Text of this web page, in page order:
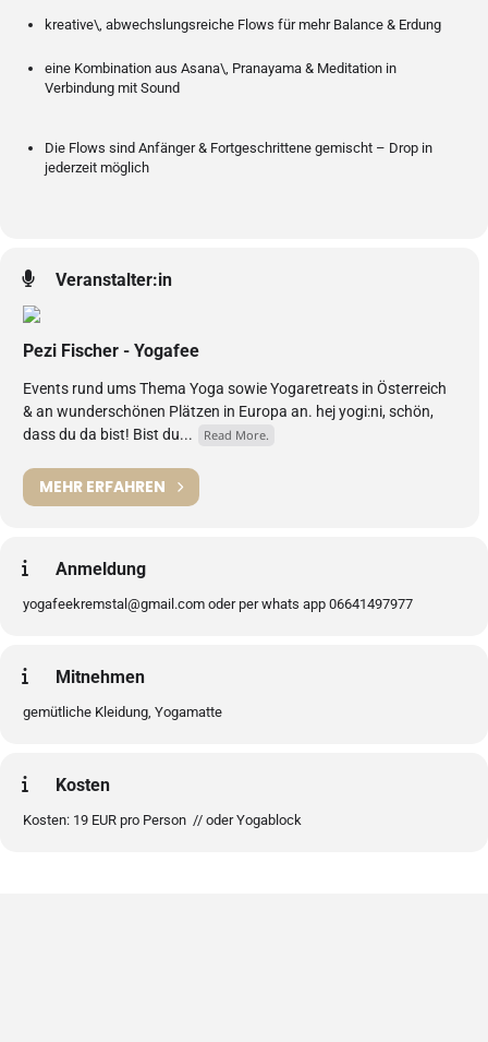
kreative\, abwechslungsreiche Flows für mehr Balance & Erdung
eine Kombination aus Asana\, Pranayama & Meditation in
Verbindung mit Sound
Die Flows sind Anfänger & Fortgeschrittene gemischt – Drop in
jederzeit möglich
Veranstalter:in
Pezi Fischer - Yogafee
Events rund ums Thema Yoga sowie Yogaretreats in Österreich
& an wunderschönen Plätzen in Europa an. hej yogi:ni, schön,
dass du da bist! Bist du...
Read More.
MEHR ERFAHREN
Anmeldung
yogafeekremstal@gmail.com oder per whats app 06641497977
Mitnehmen
gemütliche Kleidung, Yogamatte
Kosten
Kosten: 19 EUR pro Person // oder Yogablock